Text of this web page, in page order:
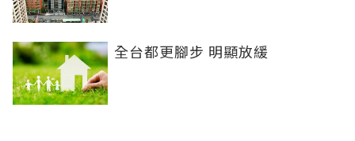
全台都更腳步 明顯放緩